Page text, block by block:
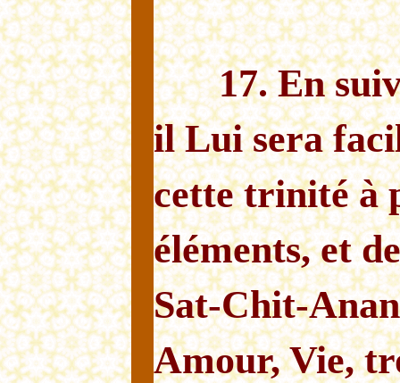
17. En
il Lui sera
cette trinité à
éléments, et
Sat-Chit-
Amour, Vie,